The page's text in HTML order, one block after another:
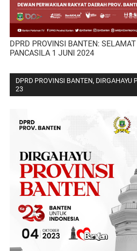
DPRD PROVINSI BANTEN:
PANCASILA 1 JUNI 2024
DPRD PROVINSI BANTEN, DIRGAHAYU
23